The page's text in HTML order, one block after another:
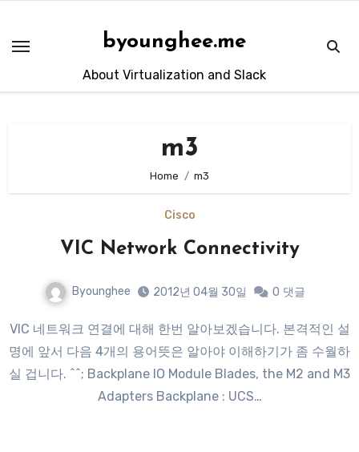
content
byounghee.me
About Virtualization and Slack
m3
Home m3
Cisco
VIC Network Connectivity
Byounghee 2012년 04월 30일 0 댓글
VIC 네트워크 연결에 대해 한번 알아보겠습니다. 본격적인 설
명에 앞서 다음 4개의 용어뜻은 알아야 이해하기가 좀 수월하
실 겁니다. ^^; Backplane IO Module Blades, the M2 and M3
Adapters Backplane : UCS…